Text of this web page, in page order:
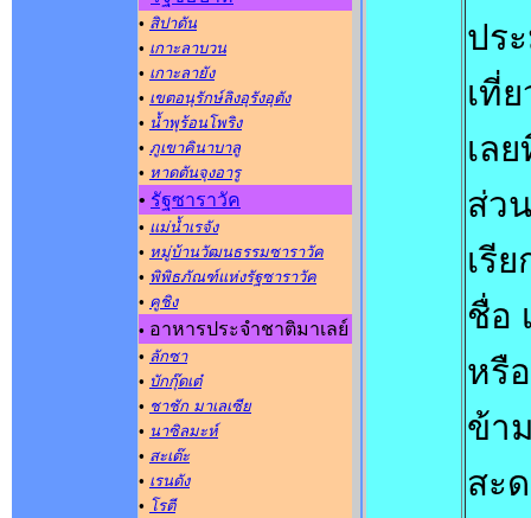
• สิปาดัน
• เกาะลาบวน
• เกาะลายัง
• เขตอนุรักษ์ลิงอุรังอุตัง
• น้ำพุร้อนโพริง
• ภูเขาคินาบาลู
• หาดตันจุงอารู
• รัฐซาราวัค
• แม่น้ำเรจัง
• หมู่บ้านวัฒนธรรมซาราวัค
• พิพิธภัณฑ์แห่งรัฐซาราวัค
• คูชิง
• อาหารประจำชาติมาเลย์
• ลักซา
• บักกุ๊ดเต๋
• ชาชัก มาเลเซีย
• นาซิลมะห์
• สะเต๊ะ
• เรนดัง
• โรตี
ปร
เที่
เล
ส่ว
เรี
ชื่อ
หรื
ข้า
สะ